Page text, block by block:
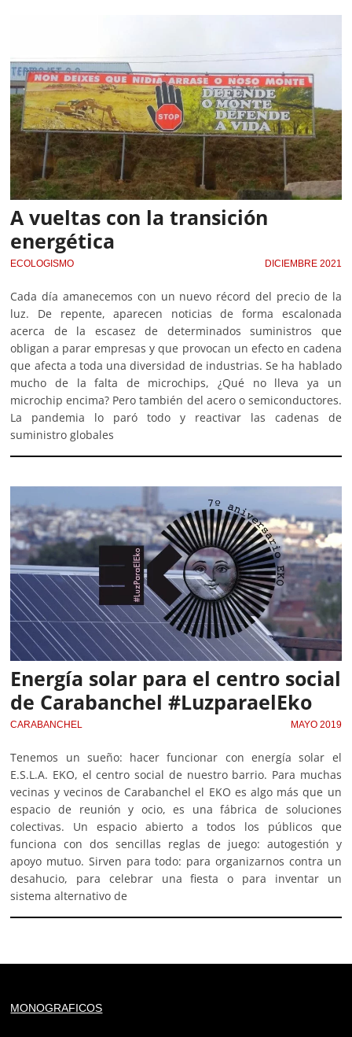
A vueltas con la transición
energética
ECOLOGISMO DICIEMBRE 2021
Cada día amanecemos con un nuevo récord del precio de la
luz. De repente, aparecen noticias de forma escalonada
acerca de la escasez de determinados suministros que
obligan a parar empresas y que provocan un efecto en cadena
que afecta a toda una diversidad de industrias. Se ha hablado
mucho de la falta de microchips, ¿Qué no lleva ya un
microchip encima? Pero también del acero o semiconductores.
La pandemia lo paró todo y reactivar las cadenas de
suministro globales
Energía solar para el centro social
de Carabanchel #LuzparaelEko
CARABANCHEL MAYO 2019
Tenemos un sueño: hacer funcionar con energía solar el
E.S.L.A. EKO, el centro social de nuestro barrio. Para muchas
vecinas y vecinos de Carabanchel el EKO es algo más que un
espacio de reunión y ocio, es una fábrica de soluciones
colectivas. Un espacio abierto a todos los públicos que
funciona con dos sencillas reglas de juego: autogestión y
apoyo mutuo. Sirven para todo: para organizarnos contra un
desahucio, para celebrar una fiesta o para inventar un
sistema alternativo de
MONOGRAFICOS
of type string is deprecated in